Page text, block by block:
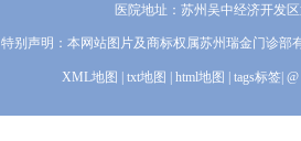
医院地址：苏州吴中经济开发
特别声明：本网站图片及商标权属苏州瑞金门诊
XML地图 txt地图 html地图 tags标签 |